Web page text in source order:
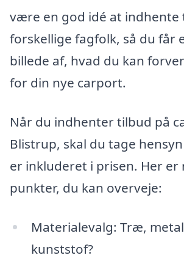
være en god idé at indhente
forskellige fagfolk, så du får
billede af, hvad du kan
for din nye carport.
Når du indhenter tilbud på
Blistrup, skal du tage
er inkluderet i prisen. Her er
punkter, du kan overveje:
Materialevalg: Træ,
kunststof?